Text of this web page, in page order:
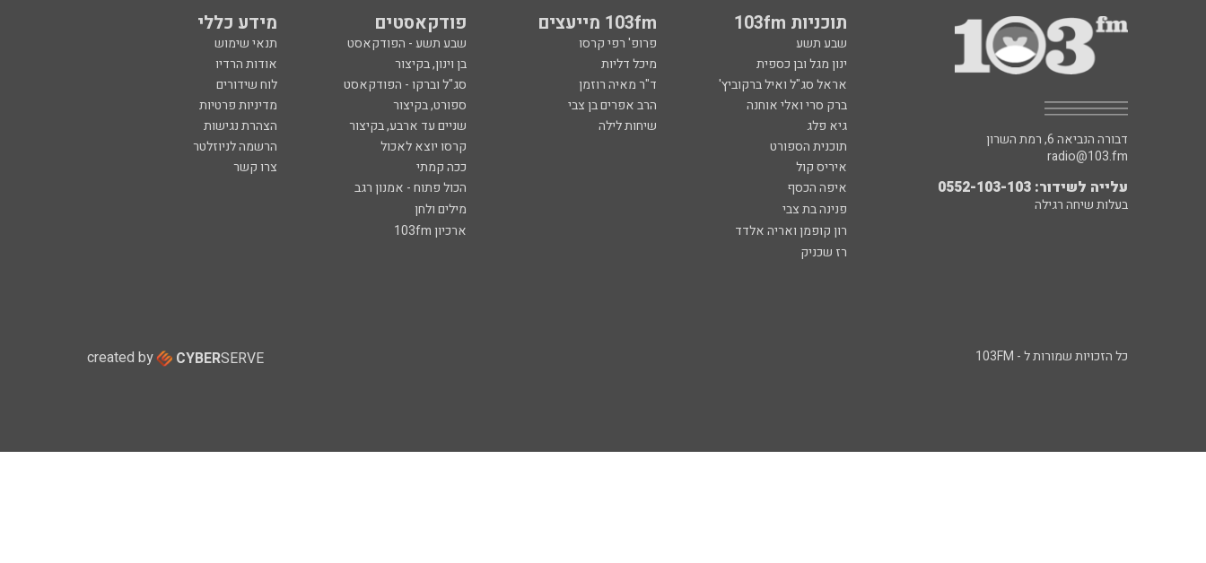
תוכניות 103fm 103fm מייעצים פודקאסטים מידע כללי
שבע תשע פרופ' רפי קרסו שבע תשע - הפודקאסט
תנאי שימוש
ינון מגל ובן כספית
מיכל דליות בן וינון, בקיצור
אודות הרדיו
אראל סג"ל ואיל ברקוביץ'
ד"ר מאיה רוזמן סג"ל וברקו - הפודקאסט
לוח שידורים
ברק סרי ואלי אוחנה
הרב אפרים בן צבי ספורט, בקיצור
מדיניות פרטיות
גיא פלג
שיחות לילה שניים עד ארבע, בקיצור
הצהרת נגישות
תוכנית הספורט
קרסו יוצא לאכול
הרשמה לניוזלטר
איריס קול
ככה קמתי
צרו קשר
איפה הכסף
הכול פתוח - אמנון רגב
פנינה בת צבי
מילים ולחן
רון קופמן ואריה אלדד
ארכיון 103fm
רז שכניק
דבורה הנביאה 6, רמת השרון
radio@103.fm
עלייה לשידור: 0552-103-103
בעלות שיחה רגילה
כל הזכויות שמורות ל - 103FM created by CYBERSERVE